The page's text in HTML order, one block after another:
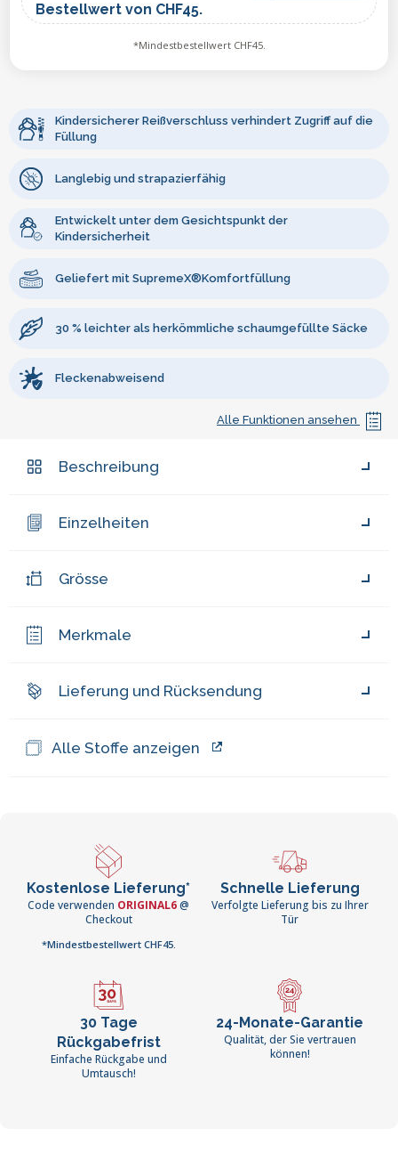
Bestellwert von CHF45.
*Mindestbestellwert CHF45.
Kindersicherer Reißverschluss verhindert Zugriff auf die
Füllung
Langlebig und strapazierfähig
Entwickelt unter dem Gesichtspunkt der
Kindersicherheit
Geliefert mit SupremeX®Komfortfüllung
30 % leichter als herkömmliche schaumgefüllte Säcke
Fleckenabweisend
Alle Funktionen ansehen
Beschreibung
Einzelheiten
Grösse
Merkmale
Lieferung und Rücksendung
Alle Stoffe anzeigen
Kostenlose Lieferung*
Code verwenden ORIGINAL6@
Checkout
*Mindestbestellwert CHF45.
Schnelle Lieferung
Verfolgte Lieferung bis zu Ihrer
Tür
30 Tage
Rückgabefrist
Einfache Rückgabe und
Umtausch!
24-Monate-Garantie
Qualität, der Sie vertrauen
können!